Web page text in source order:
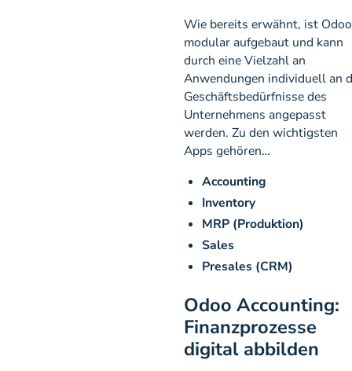
Wie bereits erwähnt, ist Odoo
modular aufgebaut und kann
durch eine Vielzahl an
Anwendungen individuell an
Geschäftsbedürfnisse des
Unternehmens angepasst
werden. Zu den wichtigsten
Apps gehören…
Accounting
Inventory
MRP (Produktion)
Sales
Presales (CRM)
Odoo Accounting:
Finanzprozesse
digital abbilden